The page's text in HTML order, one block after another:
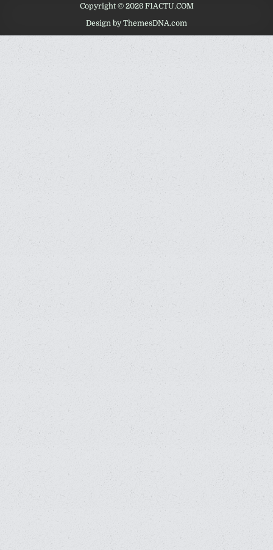
Copyright © 2026 F1ACTU.COM
Design by ThemesDNA.com